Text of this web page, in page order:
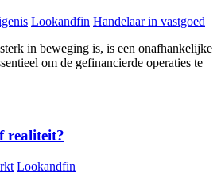
Lookandfin Handelaar in vastgoed
in beweging is, is een onafhankelijke
om de gefinancierde operaties te
realiteit?
Lookandfin